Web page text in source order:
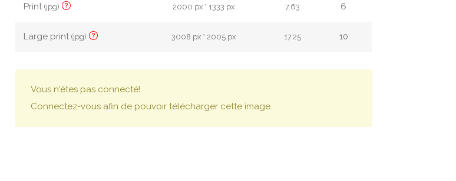
Print(jpg) 2000 px * 1333 px 7.63 6
Large print(jpg) 3008 px * 2005 px 17.25 10
Vous n'êtes pas connecté!
Connectez-vous afin de pouvoir télécharger cette image.